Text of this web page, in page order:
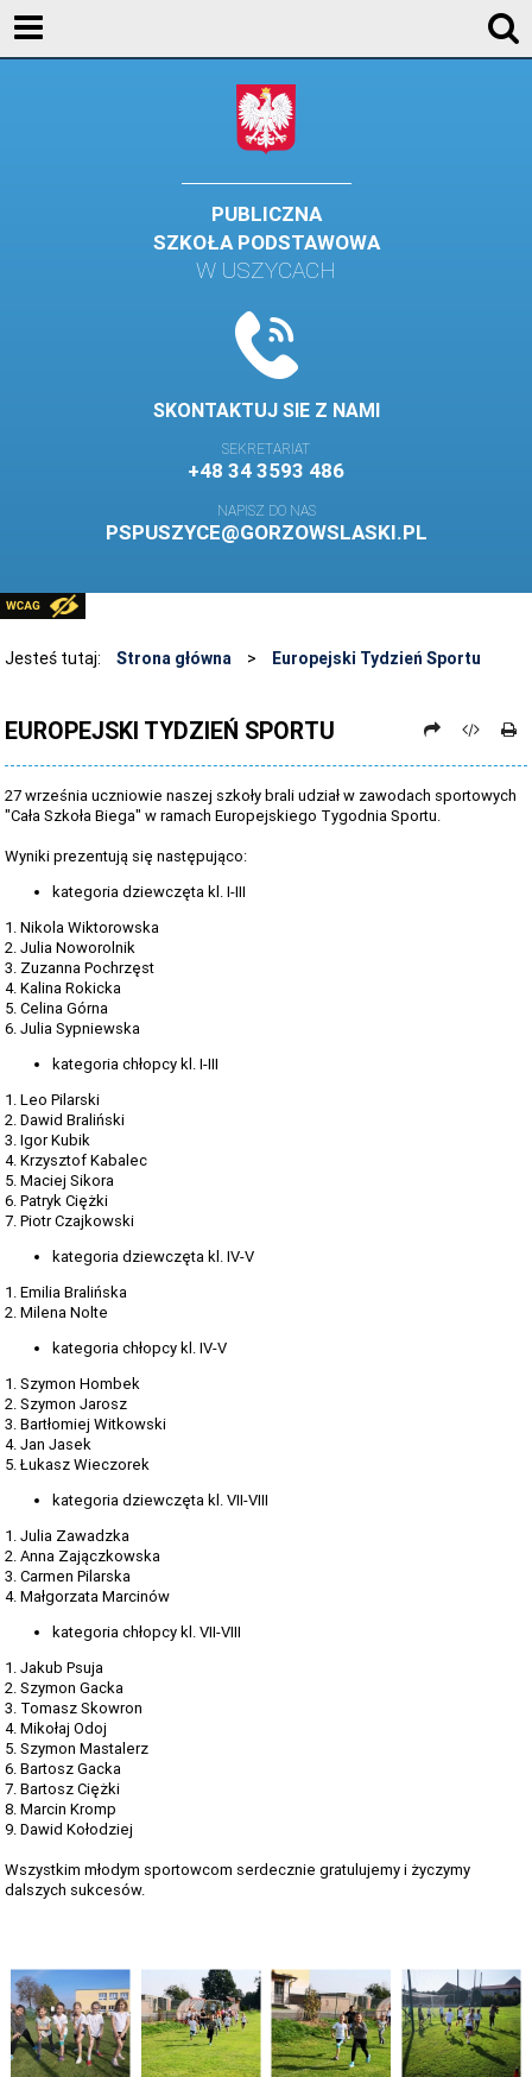
PUBLICZNA
SZKOŁA PODSTAWOWA
W USZYCACH
SKONTAKTUJ SIE Z NAMI
SEKRETARIAT
+48 34 3593 486
NAPISZ DO NAS
PSPUSZYCE@GORZOWSLASKI.PL
STANDARDY OCHRONY MAŁOLETNICH
PRZECIWDZIAŁANIE PRZEMOCY RÓWIEŚNICZEJ
LABORATORIUM PRZYSZŁOŚCI
ZAWODY SPORTOWE
ARCHIWUM STRONY
Jesteś tutaj: Strona główna > Europejski Tydzień Sportu
EUROPEJSKI TYDZIEŃ SPORTU
27 września uczniowie naszej szkoły brali udział w zawodach sportowych
"Cała Szkoła Biega" w ramach Europejskiego Tygodnia Sportu.
Wyniki prezentują się następująco:
kategoria dziewczęta kl. I-III
1. Nikola Wiktorowska
2. Julia Noworolnik
3. Zuzanna Pochrzęst
4. Kalina Rokicka
5. Celina Górna
6. Julia Sypniewska
kategoria chłopcy kl. I-III
1. Leo Pilarski
2. Dawid Braliński
3. Igor Kubik
4. Krzysztof Kabalec
5. Maciej Sikora
6. Patryk Ciężki
7. Piotr Czajkowski
kategoria dziewczęta kl. IV-V
1. Emilia Bralińska
2. Milena Nolte
kategoria chłopcy kl. IV-V
1. Szymon Hombek
2. Szymon Jarosz
3. Bartłomiej Witkowski
4. Jan Jasek
5. Łukasz Wieczorek
kategoria dziewczęta kl. VII-VIII
1. Julia Zawadzka
2. Anna Zajączkowska
3. Carmen Pilarska
4. Małgorzata Marcinów
kategoria chłopcy kl. VII-VIII
1. Jakub Psuja
2. Szymon Gacka
3. Tomasz Skowron
4. Mikołaj Odoj
5. Szymon Mastalerz
6. Bartosz Gacka
7. Bartosz Ciężki
8. Marcin Kromp
9. Dawid Kołodziej
Wszystkim młodym sportowcom serdecznie gratulujemy i życzymy
dalszych sukcesów.